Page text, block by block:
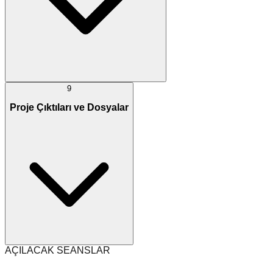
9
Proje Çıktıları ve Dosyalar
AÇILACAK SEANSLAR